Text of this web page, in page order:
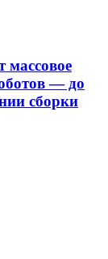
массовое
— до
сборки